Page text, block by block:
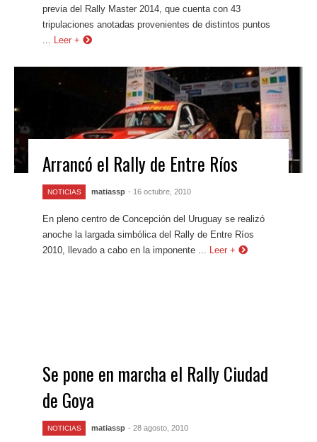
previa del Rally Master 2014, que cuenta con 43
tripulaciones anotadas provenientes de distintos puntos
Leer +
Arrancó el Rally de Entre Ríos
NOTICIAS matiassp - 16 octubre, 2010
En pleno centro de Concepción del Uruguay se realizó
anoche la largada simbólica del Rally de Entre Ríos
2010, llevado a cabo en la imponente ...
Leer +
Se pone en marcha el Rally Ciudad
de Goya
NOTICIAS matiassp - 28 agosto, 2010